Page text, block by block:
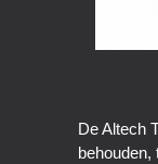
De Altech
behouden,